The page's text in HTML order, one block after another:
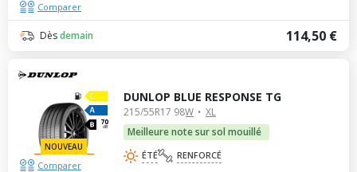
114,50 €
Dèsdemain
Comparer
NOUVEAU
70
dB
DUNLOP BLUE RESPONSE TG
215/55R17 98W
XL
Meilleure note sur sol mouillé
ÉTÉ RENFORCÉ
Comparer